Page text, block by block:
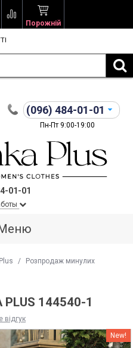
Порожній
(096) 484-01-01
Пн-Пт 9:00-19:00
01-01
/
Розпродаж минулих
144540-1
відгук
New!